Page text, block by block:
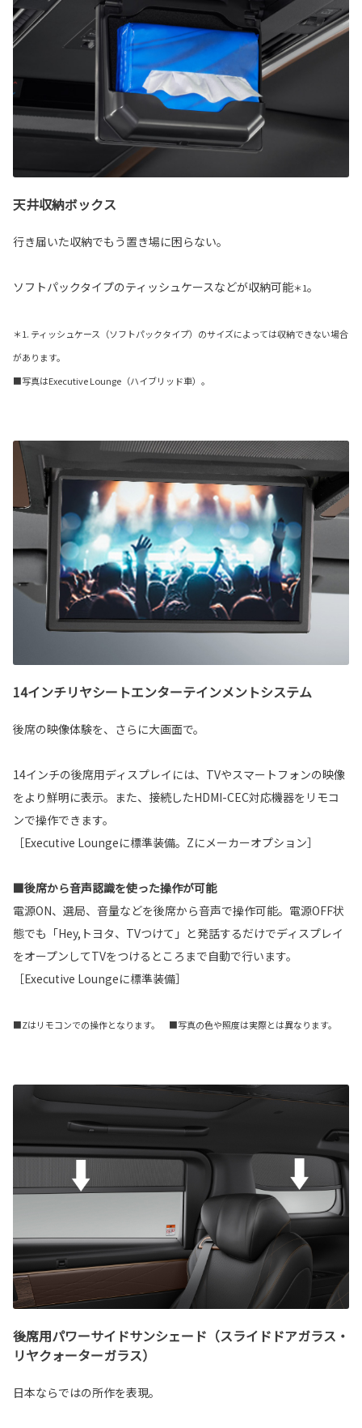
天井収納ボックス
行き届いた収納でもう置き場に困らない。
ソフトパックタイプのティッシュケースなどが収納可能＊1。
＊1. ティッシュケース（ソフトパックタイプ）のサイズによっては収納できない場合
があります。
■写真はExecutive Lounge（ハイブリッド車）。
14インチリヤシートエンターテインメントシステム
後席の映像体験を、さらに大画面で。
14インチの後席用ディスプレイには、TVやスマートフォンの映像
をより鮮明に表示。また、接続したHDMI-CEC対応機器をリモコ
ンで操作できます。
［Executive Loungeに標準装備。Zにメーカーオプション］
■後席から音声認識を使った操作が可能
電源ON、選局、音量などを後席から音声で操作可能。電源OFF状
態でも「Hey,トヨタ、TVつけて」と発話するだけでディスプレイ
をオープンしてTVをつけるところまで自動で行います。
［Executive Loungeに標準装備］
■Zはリモコンでの操作となります。 ■写真の色や照度は実際とは異なります。
後席用パワーサイドサンシェード（スライドドアガラス・
リヤクォーターガラス）
日本ならではの所作を表現。